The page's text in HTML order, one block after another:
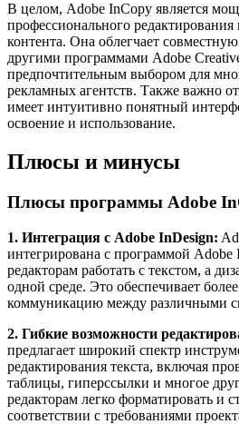
В целом, Adobe InCopy является
профессионального редактирования
контента. Она облегчает
другими программами Adobe
предпочтительным выбором для
рекламных агентств. Также важно
имеет интуитивно понятный
освоение и использование.
Плюсы и минусы
Плюсы программы Adobe
1. Интеграция с Adobe InDesign:
интегрирована с программой Adobe
редакторам работать с текстом, а
одной среде. Это обеспечивает
коммуникацию между различными
2. Гибкие возможности
предлагает широкий спектр
редактирования текста, включая
таблицы, гиперссылки и многое
редакторам легко форматировать и
соответствии с требованиями